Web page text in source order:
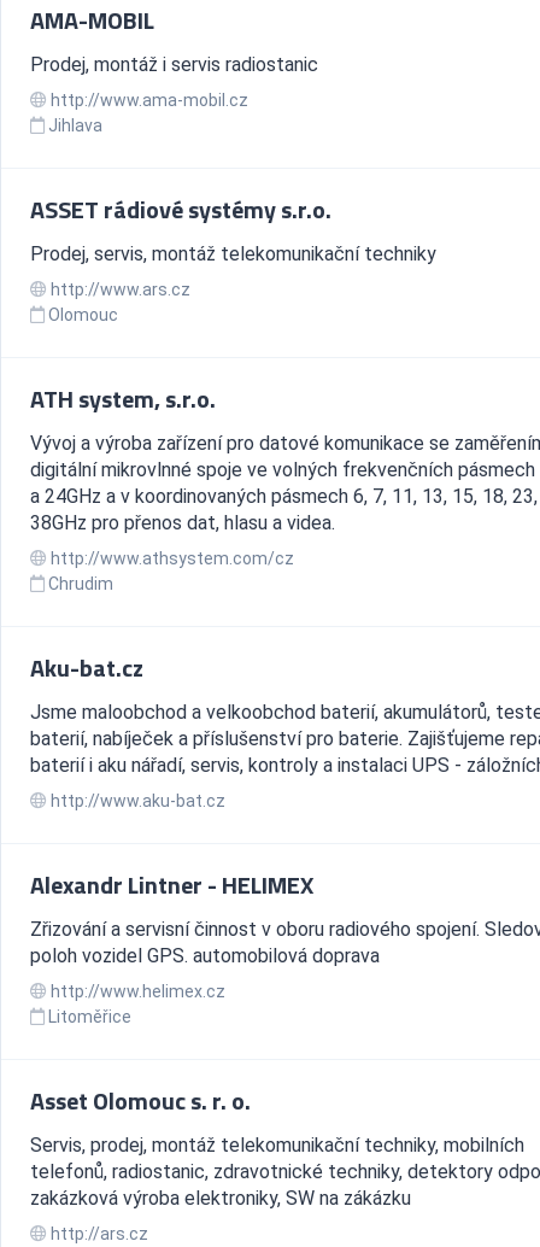
AMA-MOBIL
Prodej, montáž i servis radiostanic
http://www.ama-mobil.cz
Jihlava
ASSET rádiové systémy s.r.o.
Prodej, servis, montáž telekomunikační techniky
http://www.ars.cz
Olomouc
ATH system, s.r.o.
Vývoj a výroba zařízení pro datové komunikace se
digitální mikrovlnné spoje ve volných frekvenčních pásmech
a 24GHz a v koordinovaných pásmech 6, 7, 11, 13, 15, 18,
38GHz pro přenos dat, hlasu a videa.
http://www.athsystem.com/cz
Chrudim
Aku-bat.cz
Jsme maloobchod a velkoobchod baterií, akumulátorů,
baterií, nabíječek a příslušenství pro baterie. Zajišťujeme
baterií i aku nářadí, servis, kontroly a instalaci UPS -
http://www.aku-bat.cz
Alexandr Lintner - HELIMEX
Zřizování a servisní činnost v oboru radiového spojení.
poloh vozidel GPS. automobilová doprava
http://www.helimex.cz
Litoměřice
Asset Olomouc s. r. o.
Servis, prodej, montáž telekomunikační techniky, mobilních
telefonů, radiostanic, zdravotnické techniky, detektory
zakázková výroba elektroniky, SW na zákázku
http://ars.cz